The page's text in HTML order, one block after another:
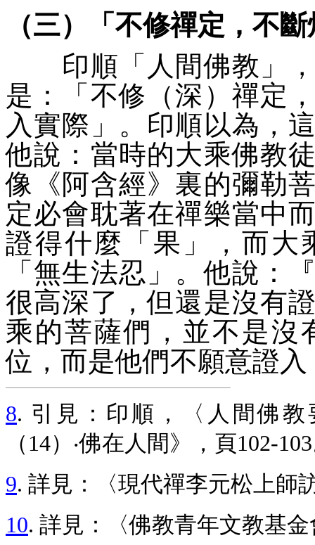
（三）「不修禪定，不
印順「 人間佛教 」
是：「 不修（深）禪定
入實際 」。印順以為，
他說：當時的大乘佛教
像《阿含經》裏的彌勒
定必會耽著在禪樂當中
證得什麼「 果 」，而
「 無生法忍 」。他說：
很高深了，但還是沒有
乘的菩薩們，並不是沒
位，而是他們不願意證
8. 引見：印順，〈人間佛
（14）‧佛在人間》，頁102-
9. 詳見：〈現代禪李元松上師
10. 詳見：〈佛教青年文教基